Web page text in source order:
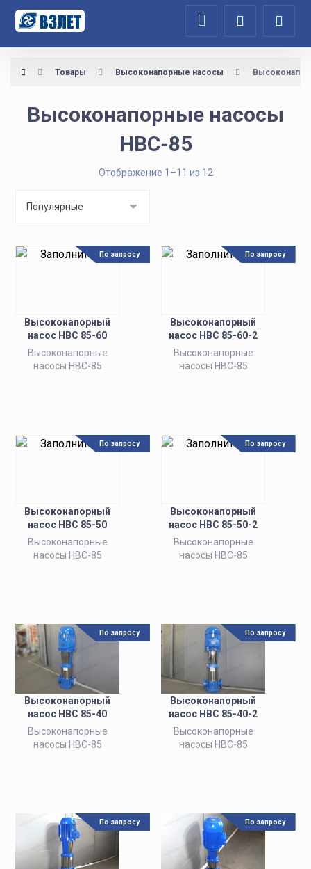
Товары Высоконапорные насосы
Высоконапорные насосы
НВС-85
Отображение 1–11 из 12
Высоконапорный
насос НВС 85-60
Высоконапорные
насосы НВС-85
По запросу
Высоконапорный
насос НВС 85-60-2
Высоконапорные
насосы НВС-85
По запросу
Высоконапорный
насос НВС 85-50
Высоконапорные
насосы НВС-85
По запросу
Высоконапорный
насос НВС 85-50-2
Высоконапорные
насосы НВС-85
По запросу
Высоконапорный
насос НВС 85-40
Высоконапорные
насосы НВС-85
По запросу
Высоконапорный
насос НВС 85-40-2
Высоконапорные
насосы НВС-85
По запросу
По запросу По запросу